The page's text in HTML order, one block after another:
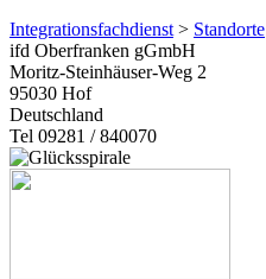
Integrationsfachdienst > Standorte
ifd Oberfranken gGmbH
Moritz-Steinhäuser-Weg 2
95030 Hof
Deutschland
Tel 09281 / 840070